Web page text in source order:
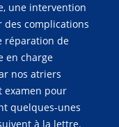
une intervention
complications
réparation de
en charge
nos atriers
examen pour
quelques-unes
à la lettre.